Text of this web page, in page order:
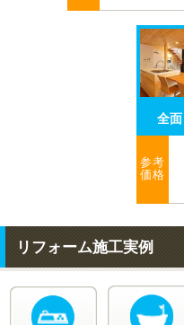
全
参考
価格
リフォーム施工実例